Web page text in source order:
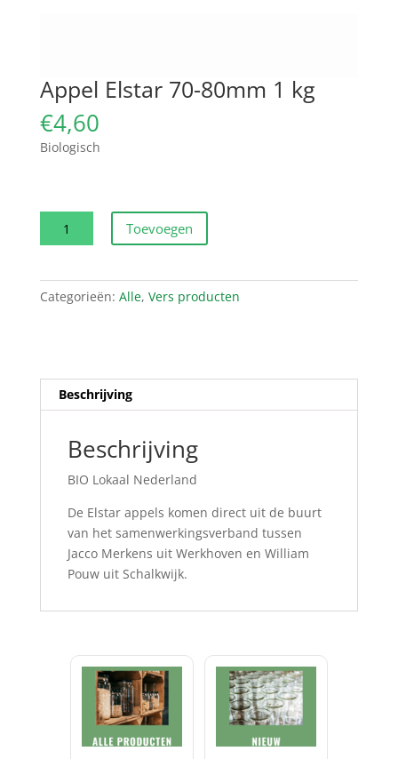
Appel Elstar 70-80mm 1 kg
€4,60
Biologisch
Appel
Elstar
80mm
1
Toevoegen
Categorieën: Alle, Vers producten
Beschrijving
Beschrijving
BIO Lokaal Nederland
De Elstar appels komen direct uit de buurt
van het samenwerkingsverband tussen
Jacco Merkens uit Werkhoven en William
Pouw uit Schalkwijk.